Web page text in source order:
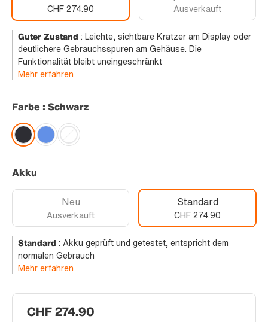
CHF 274.90
CHF 274.90 Ausverkauft
Guter Zustand : Leichte, sichtbare Kratzer am Display oder
deutlichere Gebrauchsspuren am Gehäuse. Die
Funktionalität bleibt uneingeschränkt
Mehr erfahren
Farbe : Schwarz
Akku
Neu
Ausverkauft
Standard
CHF 274.90
Standard : Akku geprüft und getestet, entspricht dem
normalen Gebrauch
Mehr erfahren